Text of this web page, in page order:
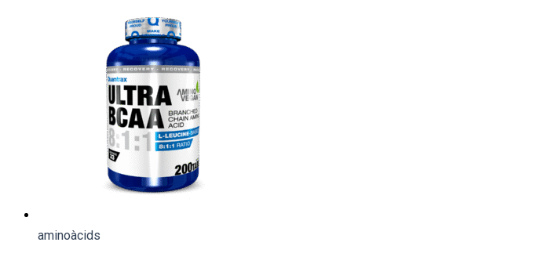
aminoàcids